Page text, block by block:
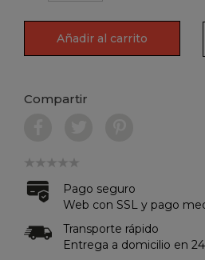
Añadir al carrito
Compartir
Pago seguro
Web con SSL y pago
Transporte rápido
Entrega a domicilio en